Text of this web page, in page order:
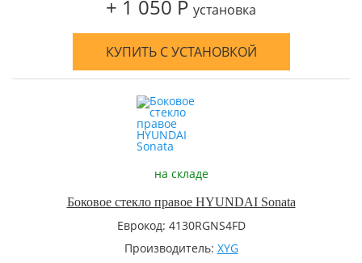
+ 1 050 Р установка
КУПИТЬ С УСТАНОВКОЙ
на складе
Боковое стекло правое HYUNDAI Sonata
Еврокод: 4130RGNS4FD
Производитель: XYG